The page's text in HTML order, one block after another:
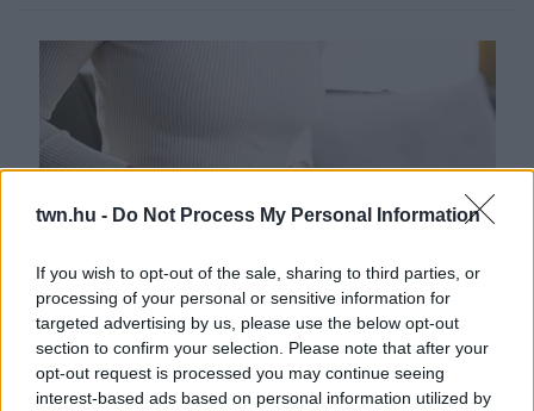
twn.hu - Do Not Process My Personal Information
If you wish to opt-out of the sale, sharing to third parties, or
processing of your personal or sensitive information for
targeted advertising by us, please use the below opt-out
section to confirm your selection. Please note that after your
opt-out request is processed you may continue seeing
interest-based ads based on personal information utilized by
Szex közbeni fájdalmra panaszkodik a 31 éves nő: egy
ápolónő sorsdöntő felfedezést tesz